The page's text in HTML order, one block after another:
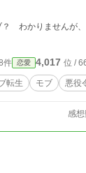
わかりませんが、
件 恋愛 4,017 位 /
転生 モブ 悪役
感想